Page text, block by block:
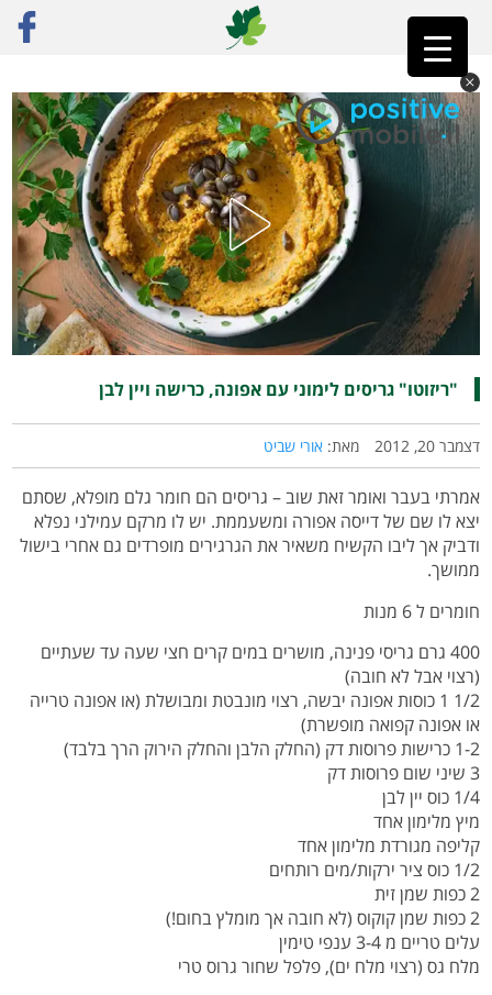
ראשי»רק מתכונים "ריזוטו" גריסים לימוני עם אפונה, כרישה ויין לבן
"ריזוטו" גריסים לימוני עם אפונה, כרישה ויין לבן
דצמבר 20, 2012 מאת: אורי שביט
אמרתי בעבר ואומר זאת שוב – גריסים הם חומר גלם מופלא, שסתם
יצא לו שם של דייסה אפורה ומשעממת. יש לו מרקם עמילני נפלא
ודביק אך ליבו הקשיח משאיר את הגרגירים מופרדים גם אחרי בישול
ממושך.
חומרים ל 6 מנות
400 גרם גריסי פנינה, מושרים במים קרים חצי שעה עד שעתיים
(רצוי אבל לא חובה)
1/2 1 כוסות אפונה יבשה, רצוי מונבטת ומבושלת (או אפונה טרייה
או אפונה קפואה מופשרת)
1-2 כרישות פרוסות דק (החלק הלבן והחלק הירוק הרך בלבד)
3 שיני שום פרוסות דק
1/4 כוס יין לבן
מיץ מלימון אחד
קליפה מגורדת מלימון אחד
1/2 כוס ציר ירקות/מים רותחים
2 כפות שמן זית
2 כפות שמן קוקוס (לא חובה אך מומלץ בחום!)
עלים טריים מ 3-4 ענפי טימין
מלח גס (רצוי מלח ים), פלפל שחור גרוס טרי